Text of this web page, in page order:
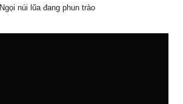
Ngọi núi lũa đang phun trào